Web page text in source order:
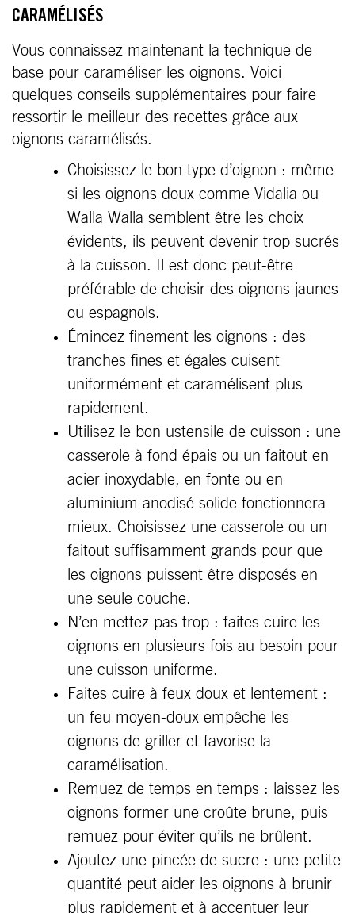
CARAMÉLISÉS
Vous connaissez maintenant la technique de
base pour caraméliser les oignons. Voici
quelques conseils supplémentaires pour faire
ressortir le meilleur des recettes grâce aux
oignons caramélisés.
Choisissez le bon type d’oignon : même
si les oignons doux comme Vidalia ou
Walla Walla semblent être les choix
évidents, ils peuvent devenir trop sucrés
à la cuisson. Il est donc peut-être
préférable de choisir des oignons jaunes
ou espagnols.
Émincez finement les oignons : des
tranches fines et égales cuisent
uniformément et caramélisent plus
rapidement.
Utilisez le bon ustensile de cuisson : une
casserole à fond épais ou un faitout en
acier inoxydable, en fonte ou en
aluminium anodisé solide fonctionnera
mieux. Choisissez une casserole ou un
faitout suffisamment grands pour que
les oignons puissent être disposés en
une seule couche.
N’en mettez pas trop : faites cuire les
oignons en plusieurs fois au besoin pour
une cuisson uniforme.
Faites cuire à feux doux et lentement :
un feu moyen-doux empêche les
oignons de griller et favorise la
caramélisation.
Remuez de temps en temps : laissez les
oignons former une croûte brune, puis
remuez pour éviter qu’ils ne brûlent.
Ajoutez une pincée de sucre : une petite
quantité peut aider les oignons à brunir
plus rapidement et à accentuer leur